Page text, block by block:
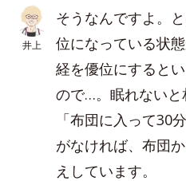
井上
そうなんですよ。
位になっている状
経を優位にすると
ので…。眠れないと
「布団に入って30
がなければ、布団
えしています。